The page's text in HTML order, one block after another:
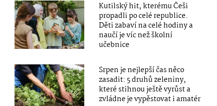
Kutilský hit, kterému Češi
propadli po celé republice.
Děti zabaví na celé hodiny a
naučí je víc než školní
učebnice
Srpen je nejlepší čas něco
zasadit: 5 druhů zeleniny,
které stihnou ještě vyrůst a
zvládne je vypěstovat i amatér